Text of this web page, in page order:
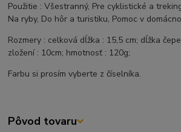
Použitie : Všestranný, Pre cyklistické a
Na ryby, Do hôr a turistiku, Pomoc v
Rozmery : celková dĺžka : 15,5 cm; dĺžka
zložení : 10cm; hmotnosť : 120g;
Farbu si prosím vyberte z číselníka.
Pôvod tovaru